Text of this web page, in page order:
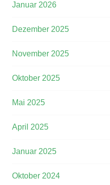
Januar 2026
Dezember 2025
November 2025
Oktober 2025
Mai 2025
April 2025
Januar 2025
Oktober 2024